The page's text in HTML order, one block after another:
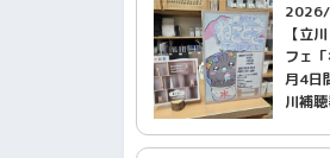
【立
フェ
月4日
川補